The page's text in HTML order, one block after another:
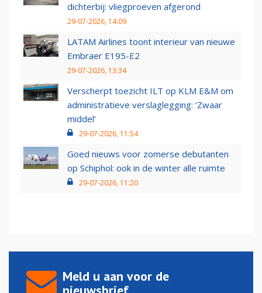
dichterbij: vliegproeven afgerond
29-07-2026, 14:09
LATAM Airlines toont interieur van nieuwe
Embraer E195-E2
29-07-2026, 13:34
Verscherpt toezicht ILT op KLM E&M om
administratieve verslaglegging: ‘Zwaar
middel’
29-07-2026, 11:54
Goed nieuws voor zomerse debutanten
op Schiphol: ook in de winter alle ruimte
29-07-2026, 11:20
Meld u aan voor de